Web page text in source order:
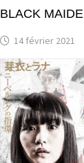
BLACK
14 février 2021